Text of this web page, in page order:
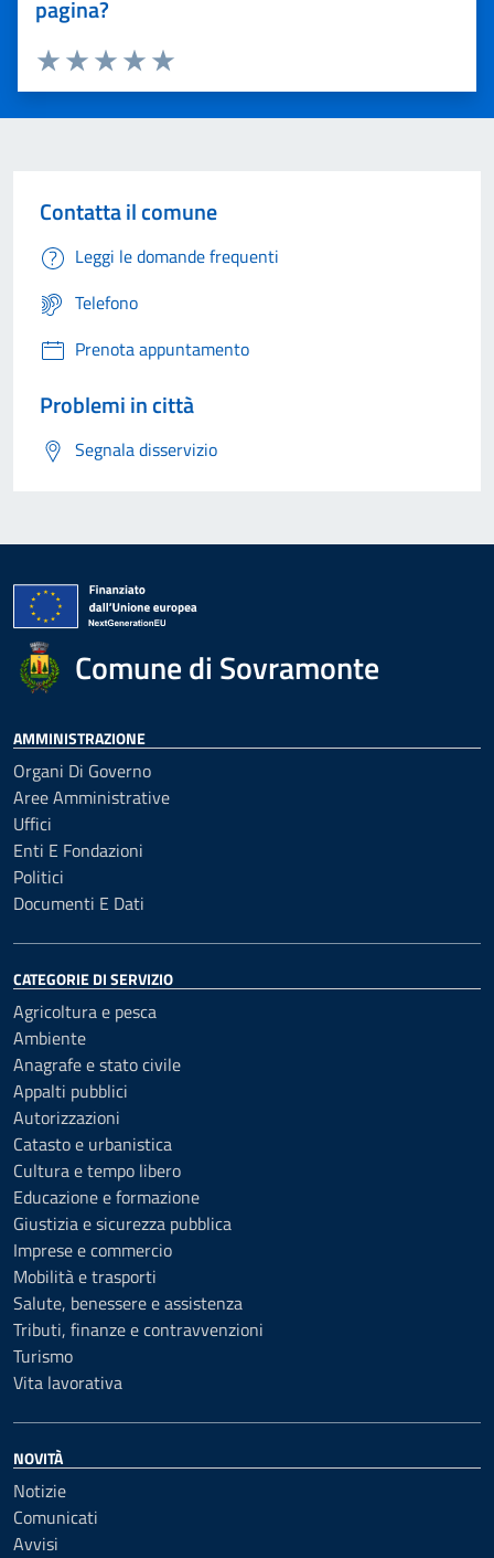
pagina?
Valuta 5 stelle su 5
Valuta 4 stelle su 5
Valuta 3 stelle su 5
Valuta 2 stelle su 5
Valuta 1 stelle su 5
Contatta il comune
Leggi le domande frequenti
Telefono
Prenota appuntamento
Problemi in città
Segnala disservizio
Comune di Sovramonte
AMMINISTRAZIONE
Organi Di Governo
Aree Amministrative
Uffici
Enti E Fondazioni
Politici
Documenti E Dati
CATEGORIE DI SERVIZIO
Agricoltura e pesca
Ambiente
Anagrafe e stato civile
Appalti pubblici
Autorizzazioni
Catasto e urbanistica
Cultura e tempo libero
Educazione e formazione
Giustizia e sicurezza pubblica
Imprese e commercio
Mobilità e trasporti
Salute, benessere e assistenza
Tributi, finanze e contravvenzioni
Turismo
Vita lavorativa
NOVITÀ
Notizie
Comunicati
Avvisi